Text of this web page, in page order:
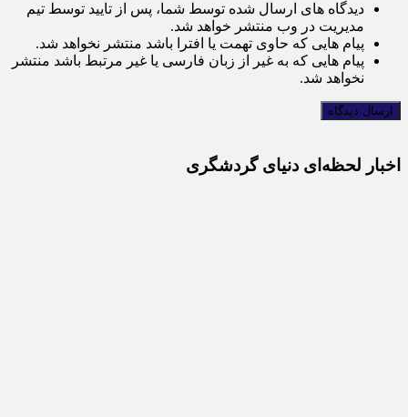
دیدگاه های ارسال شده توسط شما، پس از تایید توسط تیم
مدیریت در وب منتشر خواهد شد.
پیام هایی که حاوی تهمت یا افترا باشد منتشر نخواهد شد.
پیام هایی که به غیر از زبان فارسی یا غیر مرتبط باشد منتشر
نخواهد شد.
اخبار لحظه‌ای دنیای گردشگری